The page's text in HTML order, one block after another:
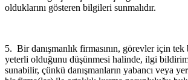
olduklarını gösteren bilgileri sunmalıdır.
5. Bir danışmanlık firmasının, görevler için tek
yeterli olduğunu düşünmesi halinde, ilgi
sunabilir, çünkü danışmanların yabancı veya